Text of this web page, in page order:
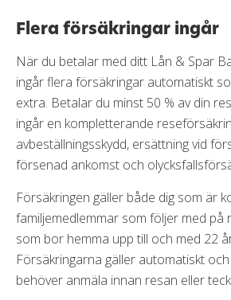
Flera försäkringar ingår
När du betalar med ditt Lån & Spar
ingår flera försäkringar automatiskt
extra. Betalar du minst 50 % av din
ingår en kompletterande
avbeställningsskydd, ersättning vid
försenad ankomst och
Försäkringen gäller både dig som är
familjemedlemmar som följer med på
som bor hemma upp till och med 22
Försäkringarna gäller automatiskt
behöver anmäla innan resan eller